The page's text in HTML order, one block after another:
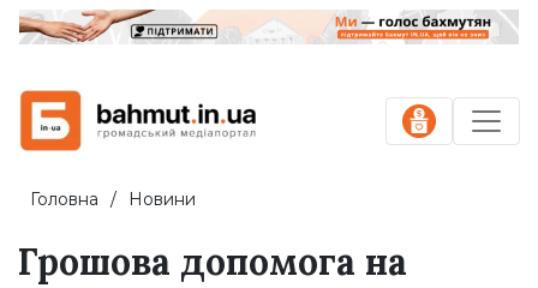
Головна Новини
Грошова допомога на